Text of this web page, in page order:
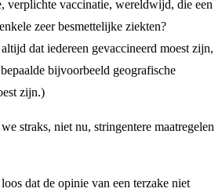
verplichte vaccinatie, wereldwijd, die een
zeer besmettelijke ziekten?
dat iedereen gevaccineerd moest zijn,
bijvoorbeeld geografische
zijn.)
straks, niet nu, stringentere maatregelen
dat de opinie van een terzake niet